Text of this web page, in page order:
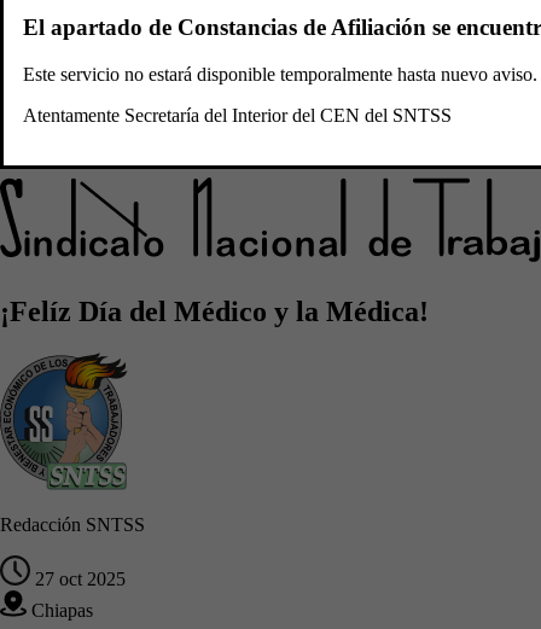
Sidicato Nacional de
Trabajadores del Seguro Social
El apartado de Constancias de Afiliación se
Este servicio no estará disponible temporalmente hasta nuevo
Atentamente Secretaría del Interior del CEN del SNTSS
¡Felíz Día del Médico y la Médica!
Redacción SNTSS
27 oct 2025
Chiapas